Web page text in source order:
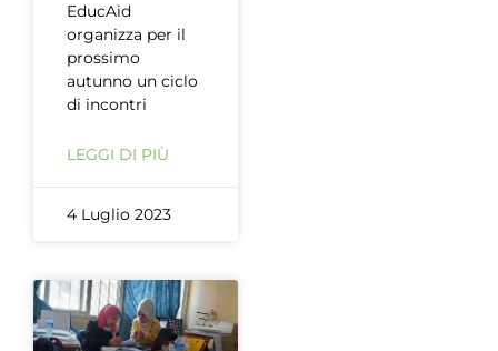
EducAid
organizza per il
prossimo
autunno un ciclo
di incontri
LEGGI DI PIÙ
4 Luglio 2023